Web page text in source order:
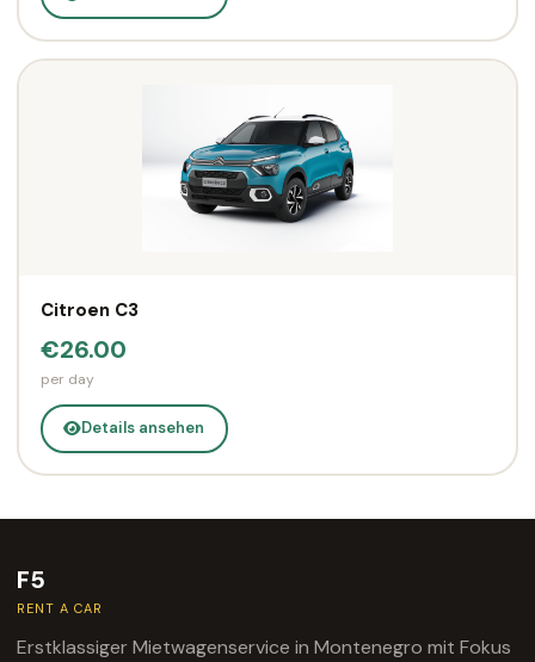
Citroen C3
€26.00
per day
Details ansehen
F5
RENT A CAR
Erstklassiger Mietwagenservice in Montenegro mit Fokus